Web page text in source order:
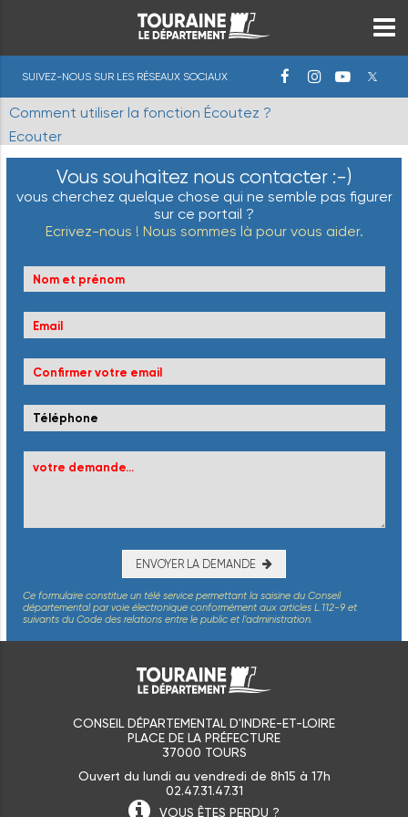
SUIVEZ-NOUS SUR LES RÉSEAUX SOCIAUX
Comment utiliser la fonction Écoutez ?
Ecouter
Vous souhaitez nous contacter :-)
vous cherchez quelque chose qui ne semble pas figurer
sur ce portail ?
Ecrivez-nous ! Nous sommes là pour vous aider.
ENVOYER LA DEMANDE
Ce formulaire constitue un télé service permettant la saisine du Conseil
départemental par voie électronique conformément aux articles L.112-9 et
suivants du Code des relations entre le public et l’administration.
CONSEIL DÉPARTEMENTAL D'INDRE-ET-LOIRE
PLACE DE LA PRÉFECTURE
37000 TOURS
Ouvert du lundi au vendredi de 8h15 à 17h
02.47.31.47.31
VOUS ÊTES PERDU ?